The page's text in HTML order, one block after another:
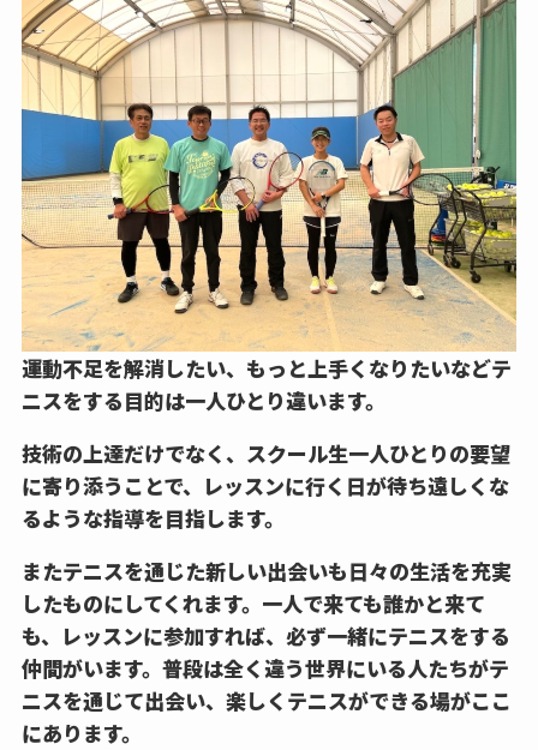
運動不足を解消したい、もっと上手くなりたいなどテ
ニスをする目的は一人ひとり違います。
技術の上達だけでなく、スクール生一人ひとりの要望
に寄り添うことで、レッスンに行く日が待ち遠しくな
るような指導を目指します。
またテニスを通じた新しい出会いも日々の生活を充実
したものにしてくれます。一人で来ても誰かと来て
も、レッスンに参加すれば、必ず一緒にテニスをする
仲間がいます。普段は全く違う世界にいる人たちがテ
ニスを通じて出会い、楽しくテニスができる場がここ
にあります。